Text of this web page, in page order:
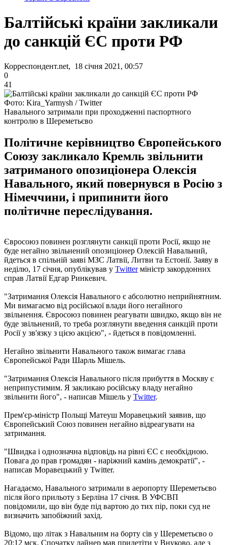
Балтійські країни закликали
до санкцій ЄС проти РФ
Корреспондент.net, 18 січня 2021, 00:57
0
41
Фото: Kira_Yarmysh / Twitter
Навального затримали при проходженні паспортного
контролю в Шереметьєво
Політичне керівництво Європейського
Союзу закликало Кремль звільнити
затриманого опозиціонера Олексія
Навального, який повернувся в Росію з
Німеччини, і припинити його
політичне переслідування.
Євросоюз повинен розглянути санкції проти Росії, якщо не
буде негайно звільнений опозиціонер Олексій Навальний,
йдеться в спільній заяві МЗС Латвії, Литви та Естонії. Заяву в
неділю, 17 січня, опублікував у Twitterміністр закордонних
справ Латвії Едгар Ринкевич.
"Затримання Олексія Навального є абсолютно неприйнятним.
Ми вимагаємо від російської влади його негайного
звільнення. Євросоюз повинен реагувати швидко, якщо він не
буде звільнений, то треба розглянути введення санкцій проти
Росії у зв'язку з цією акцією", - йдеться в повідомленні.
Негайно звільнити Навального також вимагає глава
Європейської Ради Шарль Мішель.
"Затримання Олексія Навального після прибуття в Москву є
неприпустимим. Я закликаю російську владу негайно
звільнити його", - написав Мішель у Twitter.
Прем'єр-міністр Польщі Матеуш Моравецький заявив, що
Європейський Союз повинен негайно відреагувати на
затримання.
"Швидка і однозначна відповідь на рівні ЄС є необхідною.
Повага до прав громадян - наріжний камінь демократії", -
написав Моравецький у Twitter.
Нагадаємо, Навального затримали в аеропорту Шереметьєво
після його прильоту з Берліна 17 січня. В УФСВП
повідомили, що він буде під вартою до тих пір, поки суд не
визначить запобіжний захід.
Відомо, що літак з Навальним на борту сів у Шереметьєво о
20:12 мск. Спочатку лайнер мав прилетіти у Внуково, але з